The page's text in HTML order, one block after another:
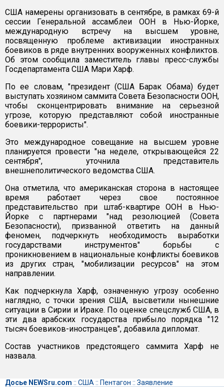
США намерены организовать в сентябре, в рамках 69-й
сессии Генеральной ассамблеи ООН в Нью-Йорке,
международную встречу на высшем уровне,
посвященную проблеме активизации иностранных
боевиков в ряде внутренних вооруженных конфликтов.
Об этом сообщила заместитель главы пресс-службы
Госдепартамента США Мари Харф.
По ее словам, "президент (США Барак Обама) будет
выступать хозяином саммита Совета Безопасности ООН,
чтобы сконцентрировать внимание на серьезной
угрозе, которую представляют собой иностранные
боевики-террористы".
Это международное совещание на высшем уровне
планируется провести "на неделе, открывающейся 22
сентября", уточнила представитель
внешнеполитического ведомства США.
Она отметила, что американская сторона в настоящее
время работает через свое постоянное
представительство при штаб-квартире ООН в Нью-
Йорке с партнерами "над резолюцией (Совета
Безопасности), призванной ответить на данный
феномен, подчеркнуть необходимость выработки
государствами инструментов" борьбы с
проникновением в национальные конфликты боевиков
из других стран, "мобилизации ресурсов" на этом
направлении.
Как подчеркнула Харф, означенную угрозу особенно
наглядно, с точки зрения США, высветили нынешние
ситуации в Сирии и Ираке. По оценке спецслужб США, в
эти два арабских государства прибыло порядка "12
тысяч боевиков-иностранцев", добавила дипломат.
Состав участников предстоящего саммита Харф не
назвала.
Досье NEWSru.com :: США :: Пентагон :: Заявление